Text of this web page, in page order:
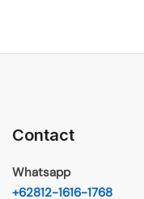
Contact
Whatsapp
+62812-1616-1768